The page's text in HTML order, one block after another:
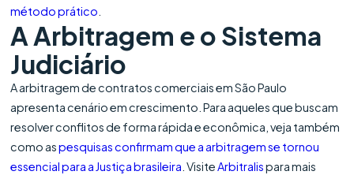
método prático
A Arbitragem e o Sistema
Judiciário
A arbitragem de contratos comerciais em São Paulo
apresenta cenário em crescimento. Para aqueles que buscam
resolver conflitos de forma rápida e econômica, veja também
como aspesquisas confirmam que a arbitragem se tornou
essencial para a Justiça brasileira . VisiteArbitralispara mais